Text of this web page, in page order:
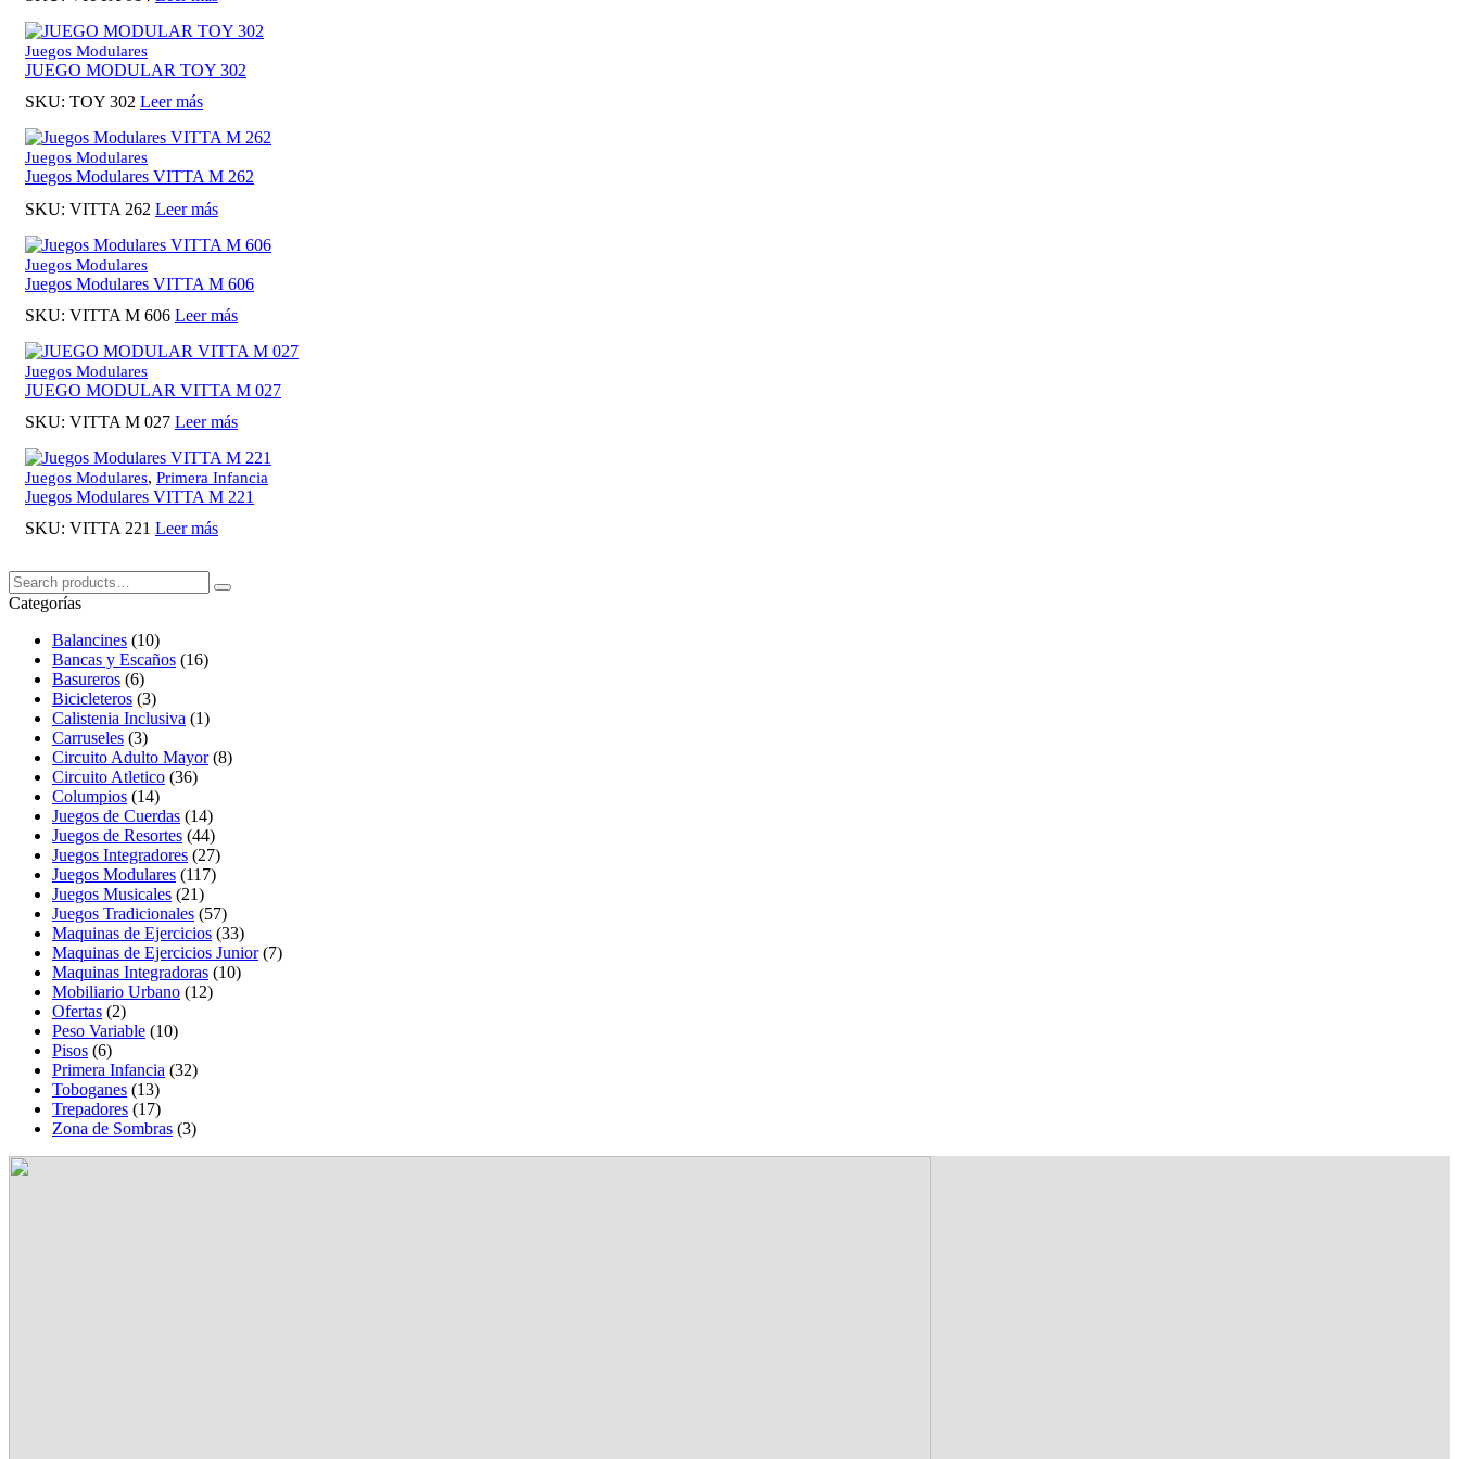
Juegos Modulares
JUEGO MODULAR TOY 302
SKU: TOY 302 Leer más
Juegos Modulares
Juegos Modulares VITTA M 262
SKU: VITTA 262 Leer más
Juegos Modulares
Juegos Modulares VITTA M 606
SKU: VITTA M 606 Leer más
Juegos Modulares
JUEGO MODULAR VITTA M 027
SKU: VITTA M 027 Leer más
Juegos Modulares, Primera Infancia
Juegos Modulares VITTA M 221
SKU: VITTA 221 Leer más
Buscar:
Search
Categorías
Balancines (10)
Bancas y Escaños (16)
Basureros (6)
Bicicleteros (3)
Calistenia Inclusiva (1)
Carruseles (3)
Circuito Adulto Mayor (8)
Circuito Atletico (36)
Columpios (14)
Juegos de Cuerdas (14)
Juegos de Resortes (44)
Juegos Integradores (27)
Juegos Modulares (117)
Juegos Musicales (21)
Juegos Tradicionales (57)
Maquinas de Ejercicios (33)
Maquinas de Ejercicios Junior (7)
Maquinas Integradoras (10)
Mobiliario Urbano (12)
Ofertas (2)
Peso Variable (10)
Pisos (6)
Primera Infancia (32)
Toboganes (13)
Trepadores (17)
Zona de Sombras (3)